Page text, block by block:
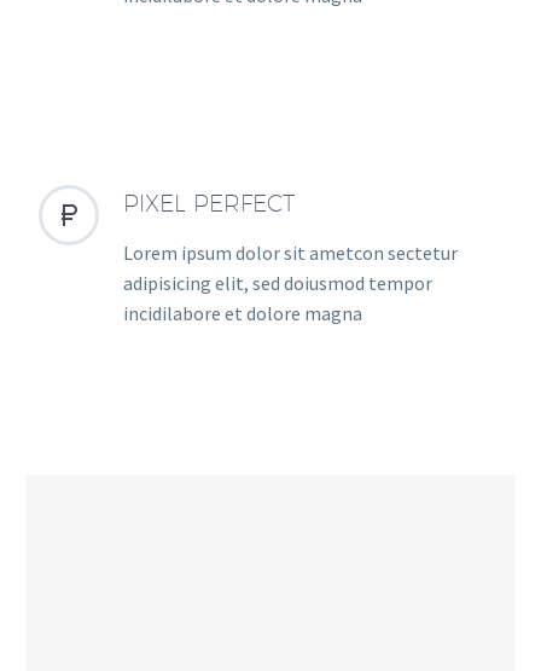

 PIXEL PERFECT
Lorem ipsum dolor sit ametcon sectetur
adipisicing elit, sed doiusmod tempor
incidilabore et dolore magna